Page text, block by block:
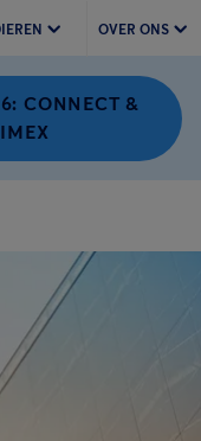
OVER ONS
CONNECT &